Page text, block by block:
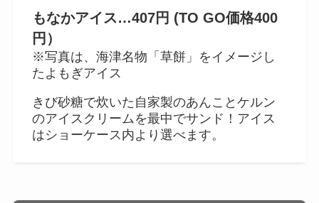
もなかアイス…407円 (TO GO価格400
円）
※写真は、海津名物「草餅」をイメージし
たよもぎアイス
きび砂糖で炊いた自家製のあんことケルン
のアイスクリームを最中でサンド！アイス
はショーケース内より選べます。